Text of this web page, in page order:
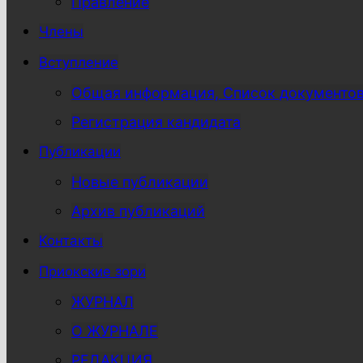
Члены
Вступление
Общая информация, Список
Регистрация кандидата
Публикации
Новые публикации
Архив публикаций
Контакты
Приокские зори
ЖУРНАЛ
О ЖУРНАЛЕ